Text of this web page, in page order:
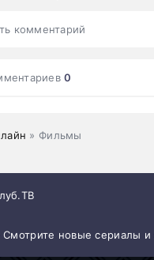
комментарий
0
» Фильмы
Смотрите новые сериалы